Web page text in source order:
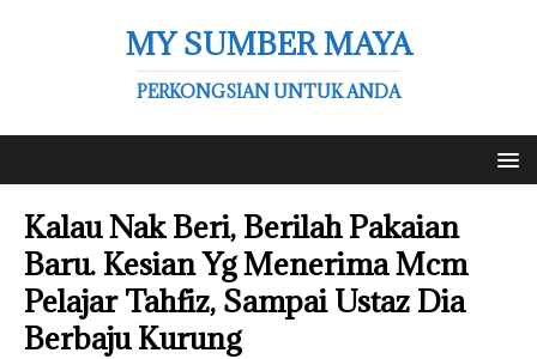
MY SUMBER MAYA
PERKONGSIAN UNTUK ANDA
Kalau Nak Beri, Berilah Pakaian
Baru. Kesian Yg Menerima Mcm
Pelajar Tahfiz, Sampai Ustaz Dia
Berbaju Kurung